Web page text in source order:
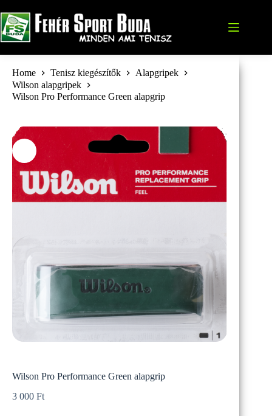
to
content
Home Tenisz kiegészítők
Alapgripek
Wilson alapgripek
Wilson Pro Performance Green alapgrip
Wilson Pro Performance Green alapgrip
3 000 Ft